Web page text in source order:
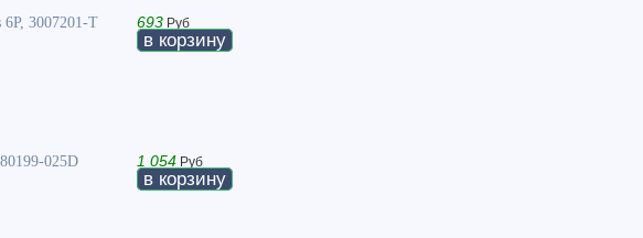
3007201-T 693 Руб
в корзину
025D 1 054 Руб
в корзину